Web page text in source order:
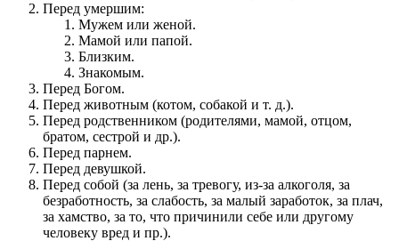
Перед умершим:
Мужем или женой.
Мамой или папой.
Близким.
Знакомым.
Перед Богом.
Перед животным (котом, собакой и т. д.).
Перед родственником (родителями, мамой, отцом,
братом, сестрой и др.).
Перед парнем.
Перед девушкой.
Перед собой (за лень, за тревогу, из-за алкоголя, за
безработность, за слабость, за малый заработок, за плач,
за хамство, за то, что причинили себе или другому
человеку вред и пр.).